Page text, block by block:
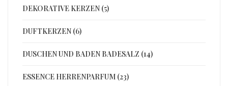
DEKORATIVE KERZEN (5)
DUFTKERZEN (6)
DUSCHEN UND BADEN BADESALZ (14)
ESSENCE HERRENPARFUM (23)